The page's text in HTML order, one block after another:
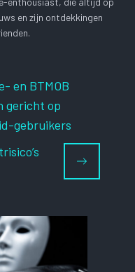
en zijn ontdekkingen
en BTMOB
gericht op
gebruikers